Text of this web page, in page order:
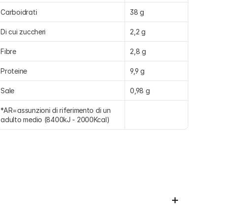
Carboidrati 38 g
Di cui zuccheri 2,2 g
Fibre 2,8 g
Proteine 9,9 g
Sale 0,98 g
*AR=assunzioni di riferimento di un
adulto medio (8400kJ - 2000Kcal)